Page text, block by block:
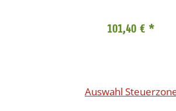
101,40 € *
Auswahl